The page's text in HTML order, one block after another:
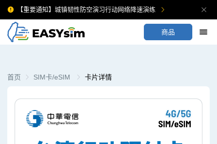
【重要通知】城镇韧性防空演习行动网络降速演练
商品
首页 SIM卡/eSIM 卡片详情